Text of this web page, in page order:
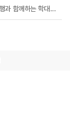
[학대피해아동쉼터 차량지원 모집] 신한은행과 함께하는 학대피해아동 학대후유증 감소를 위...